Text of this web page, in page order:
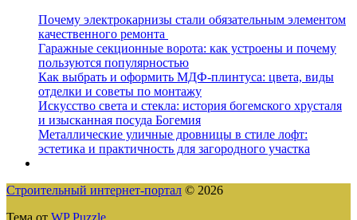
Почему электрокарнизы стали обязательным элементом
качественного ремонта
Гаражные секционные ворота: как устроены и почему
пользуются популярностью
Как выбрать и оформить МДФ-плинтуса: цвета, виды
отделки и советы по монтажу
Искусство света и стекла: история богемского хрусталя
и изысканная посуда Богемия
Металлические уличные дровницы в стиле лофт:
эстетика и практичность для загородного участка
Строительный интернет-портал © 2026
Тема от WP Puzzle